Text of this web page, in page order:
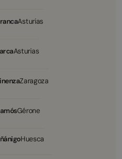
Asturias
Asturias
Zaragoza
Gérone
Huesca